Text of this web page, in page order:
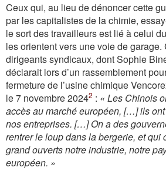
Ceux qui, au lieu de dénoncer cette
par les capitalistes de la chimie,
le sort des travailleurs est lié à celui
les orientent vers une voie de garage.
dirigeants syndicaux, dont Sophie
déclarait lors d’un rassemblement
fermeture de l’usine chimique
le 7 novembre 20242 : « Les Chinois
accès au marché européen, […]ils ont
nos entreprises. […]On a des
rentrer le loup dans la bergerie, et qui
grand ouverts notre industrie, notre
européen. »